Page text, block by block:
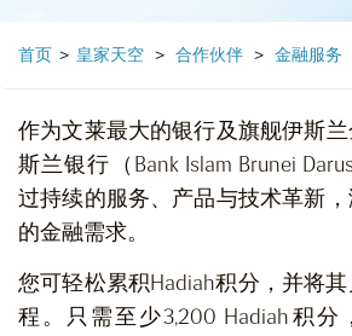
首页 > 皇家天空 > 合作伙伴 > 金融服务
作为文莱最大的银行及旗舰伊斯
斯兰银行（Bank Islam Brunei
过持续的服务、产品与技术革新
的金融需求。
您可轻松累积Hadiah积分，并将
程。只需至少3,200 Hadiah积